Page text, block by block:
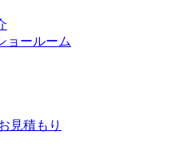
ョールーム
見積もり